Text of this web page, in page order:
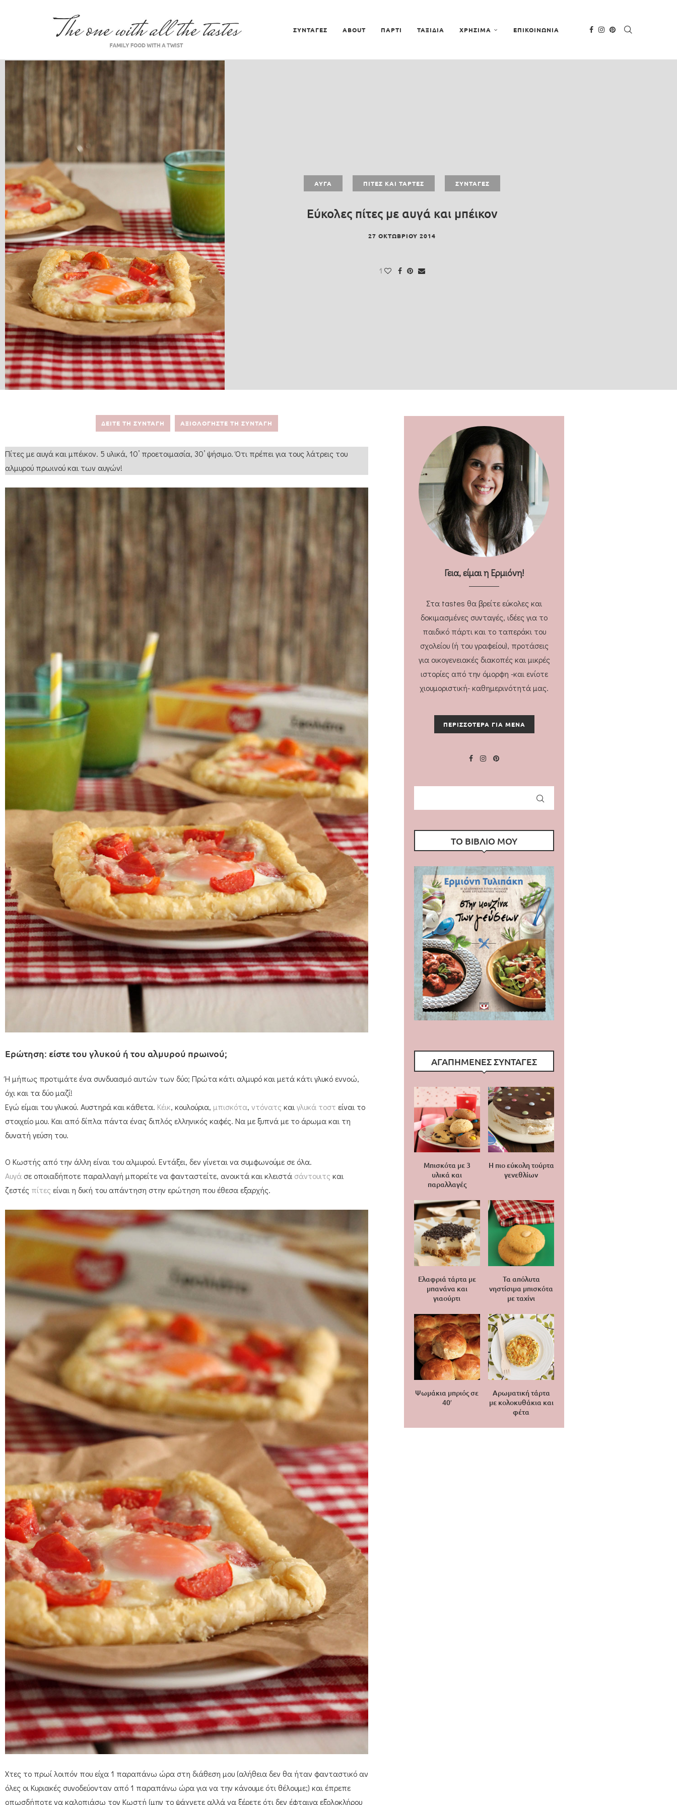
ΣΥΝΤΑΓΕΣ ABOUT ΠΑΡΤΙ ΤΑΞΙΔΙΑ ΧΡΗΣΙΜΑ ΕΠΙΚΟΙΝΩΝΙΑ
ΑΥΓΆ ΠΊΤΕΣ ΚΑΙ ΤΆΡΤΕΣ ΣΥΝΤΑΓΈΣ
Εύκολες πίτες με αυγά και μπέικον
27 ΟΚΤΩΒΡΊΟΥ 2014
1
ΔΕΙΤΕ ΤΗ ΣΥΝΤΑΓΗ ΑΞΙΟΛΟΓΗΣΤΕ ΤΗ ΣΥΝΤΑΓΗ
Πίτες με αυγά και μπέικον. 5 υλικά, 10’ προετοιμασία, 30’ ψήσιμο. Ότι πρέπει για τους λάτρεις του
αλμυρού πρωινού και των αυγών!
Ερώτηση: είστε του γλυκού ή του αλμυρού πρωινού;
Ή μήπως προτιμάτε ένα συνδυασμό αυτών των δύο; Πρώτα κάτι αλμυρό και μετά κάτι γλυκό εννοώ,
όχι και τα δύο μαζί!
Εγώ είμαι του γλυκού. Αυστηρά και κάθετα. Κέικ, κουλούρια, μπισκότα, ντόνατς και γλυκά τοστ είναι το
στοιχείο μου. Και από δίπλα πάντα ένας διπλός ελληνικός καφές. Να με ξυπνά με το άρωμα και τη
δυνατή γεύση του.
Ο Κωστής από την άλλη είναι του αλμυρού. Εντάξει, δεν γίνεται να συμφωνούμε σε όλα.
Αυγά σε οποιαδήποτε παραλλαγή μπορείτε να φανταστείτε, ανοικτά και κλειστά σάντουιτς και
ζεστές πίτες είναι η δική του απάντηση στην ερώτηση που έθεσα εξαρχής.
Χτες το πρωί λοιπόν που είχα 1 παραπάνω ώρα στη διάθεση μου (αλήθεια δεν θα ήταν φανταστικό αν
όλες οι Κυριακές συνοδεύονταν από 1 παραπάνω ώρα για να την κάνουμε ότι θέλουμε;) και έπρεπε
οπωσδήποτε να καλοπιάσω τον Κωστή (μην το ψάχνετε αλλά να ξέρετε ότι δεν έφταιγα εξολοκλήρου
Γεια, είμαι η Ερμιόνη!
Στα tastes θα βρείτε εύκολες και
δοκιμασμένες συνταγές, ιδέες για το
παιδικό πάρτι και το ταπεράκι του
σχολείου (ή του γραφείου), προτάσεις
για οικογενειακές διακοπές και μικρές
ιστορίες από την όμορφη -και ενίοτε
χιουμοριστική- καθημερινότητά μας.
ΠΕΡΙΣΣΟΤΕΡΑ ΓΙΑ ΜΕΝΑ
ΤΟ ΒΙΒΛΙΟ ΜΟΥ
ΑΓΑΠΗΜΕΝΕΣ ΣΥΝΤΑΓΕΣ
Μπισκότα με 3
υλικά και
παραλλαγές
Η πιο εύκολη τούρτα
γενεθλίων
Ελαφριά τάρτα με
μπανάνα και
γιαούρτι
Τα απόλυτα
νηστίσιμα μπισκότα
με ταχίνι
Ψωμάκια μπριός σε
40′
Αρωματική τάρτα
με κολοκυθάκια και
φέτα